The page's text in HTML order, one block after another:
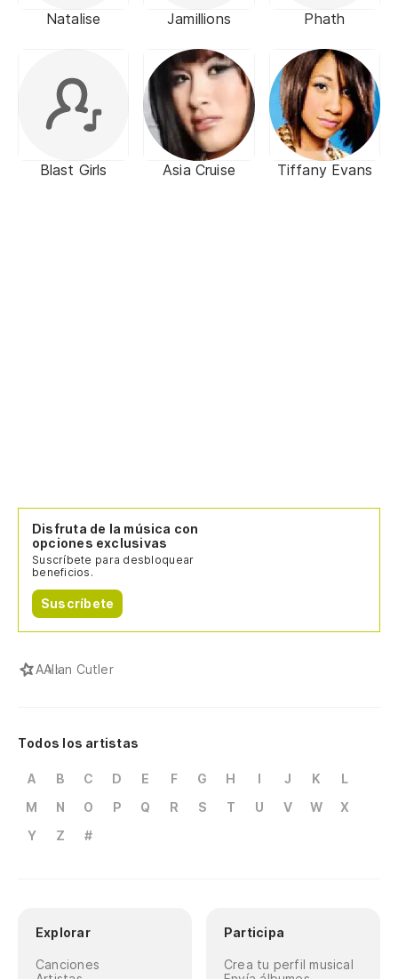
Natalise Jamillions Phath
Blast Girls Asia Cruise Tiffany Evans
Disfruta de la música con
opciones exclusivas
Suscríbete para desbloquear
beneficios.
Suscríbete
AAllan Cutler
Todos los artistas
A B C D E F G H I J K
L
M
N O P Q R S T U V W
X
Y
Z #
Explorar
Canciones
Participa
Crea tu perfil musical